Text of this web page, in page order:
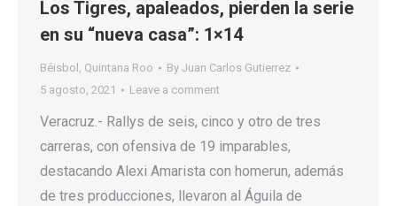
Los Tigres, apaleados, pierden la serie
en su “nueva casa”: 1×14
Béisbol , Quintana Roo By Juan Carlos Gutierrez
5 agosto, 2021
Leave a comment
Veracruz.- Rallys de seis, cinco y otro de tres
carreras, con ofensiva de 19 imparables,
destacando Alexi Amarista con homerun, además
de tres producciones, llevaron al Águila de